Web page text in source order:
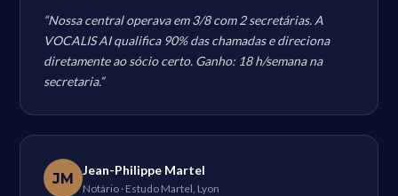
“Nossa central operava em 3/8 com 2 secretárias. A
VOCALIS AI qualifica 90% das chamadas e direciona
diretamente ao sócio certo. Ganho: 18 h/semana na
secretaria.”
JM
Jean-Philippe Martel
Notário · Estudo Martel, Lyon